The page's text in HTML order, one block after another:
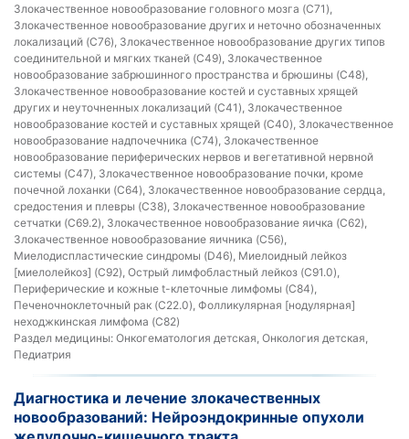
Злокачественное новообразование головного мозга (C71),
Злокачественное новообразование других и неточно обозначенных
локализаций (C76), Злокачественное новообразование других типов
соединительной и мягких тканей (C49), Злокачественное
новообразование забрюшинного пространства и брюшины (C48),
Злокачественное новообразование костей и суставных хрящей
других и неуточненных локализаций (C41), Злокачественное
новообразование костей и суставных хрящей (C40), Злокачественное
новообразование надпочечника (C74), Злокачественное
новообразование периферических нервов и вегетативной нервной
системы (C47), Злокачественное новообразование почки, кроме
почечной лоханки (C64), Злокачественное новообразование сердца,
средостения и плевры (C38), Злокачественное новообразование
сетчатки (C69.2), Злокачественное новообразование яичка (C62),
Злокачественное новообразование яичника (C56),
Миелодиспластические синдромы (D46), Миелоидный лейкоз
[миелолейкоз] (C92), Острый лимфобластный лейкоз (C91.0),
Периферические и кожные t-клеточные лимфомы (C84),
Печеночноклеточный рак (C22.0), Фолликулярная [нодулярная]
неходжкинская лимфома (C82)
Раздел медицины: Онкогематология детская, Онкология детская,
Педиатрия
Диагностика и лечение злокачественных
новообразований: Нейроэндокринные опухоли